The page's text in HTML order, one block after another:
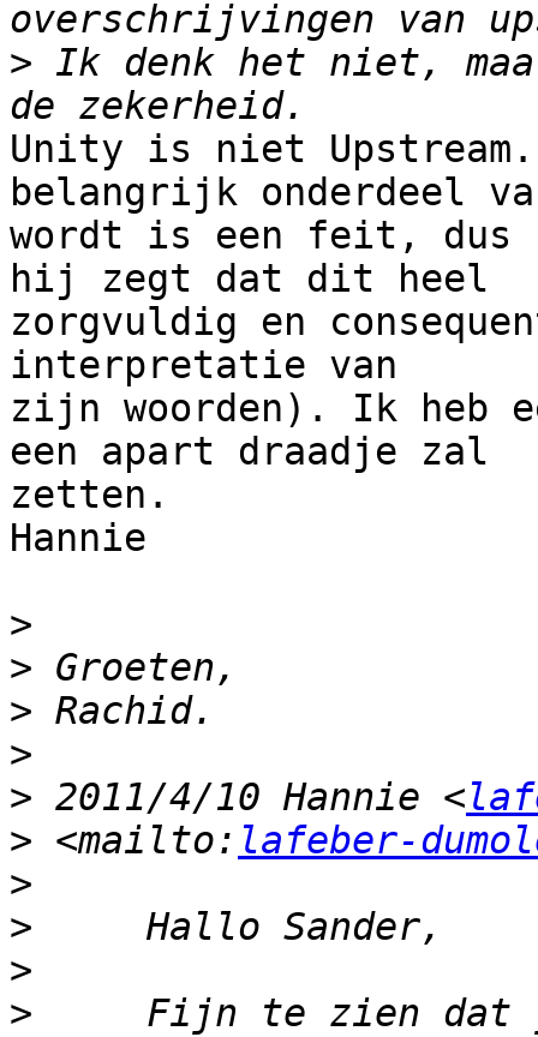
> Ik denk het niet,
Unity is niet
belangrijk onderdeel
wordt is een feit, dus
hij zegt dat dit heel
zorgvuldig en
interpretatie van
zijn woorden). Ik heb
een apart draadje zal
zetten.
Hannie
>
>
>
>
> 2011/4/10 Hannie <
> <mailto: lafeber-
>
>
>
>
Fijn te zien dat